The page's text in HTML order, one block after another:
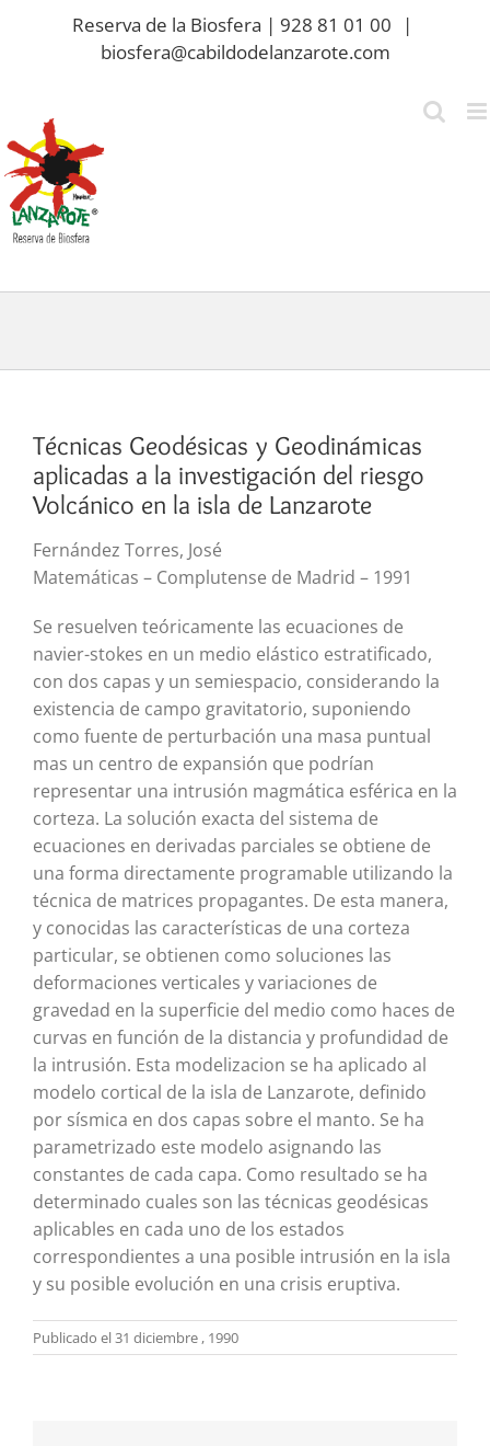
Reserva de la Biosfera | 928 81 01 00
|
biosfera@cabildodelanzarote.com
Técnicas Geodésicas y Geodinámicas
aplicadas a la investigación del riesgo
Volcánico en la isla de Lanzarote
Fernández Torres, José
Matemáticas – Complutense de Madrid – 1991
Se resuelven teóricamente las ecuaciones de
navier-stokes en un medio elástico estratificado,
con dos capas y un semiespacio, considerando la
existencia de campo gravitatorio, suponiendo
como fuente de perturbación una masa puntual
mas un centro de expansión que podrían
representar una intrusión magmática esférica en la
corteza. La solución exacta del sistema de
ecuaciones en derivadas parciales se obtiene de
una forma directamente programable utilizando la
técnica de matrices propagantes. De esta manera,
y conocidas las características de una corteza
particular, se obtienen como soluciones las
deformaciones verticales y variaciones de
gravedad en la superficie del medio como haces de
curvas en función de la distancia y profundidad de
la intrusión. Esta modelizacion se ha aplicado al
modelo cortical de la isla de Lanzarote, definido
por sísmica en dos capas sobre el manto. Se ha
parametrizado este modelo asignando las
constantes de cada capa. Como resultado se ha
determinado cuales son las técnicas geodésicas
aplicables en cada uno de los estados
correspondientes a una posible intrusión en la isla
y su posible evolución en una crisis eruptiva.
Publicado el 31 diciembre , 1990